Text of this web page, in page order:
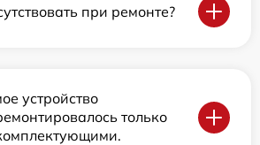
при ремонте?
устройство
только